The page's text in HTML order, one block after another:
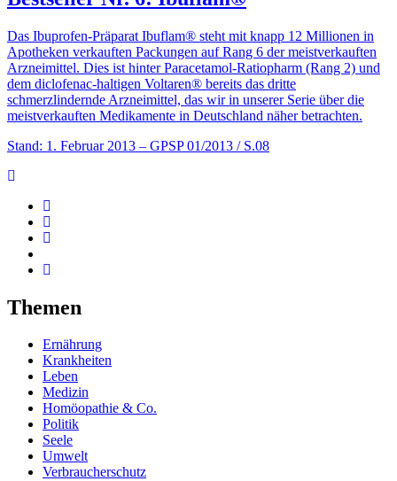
Das Ibuprofen-Präparat Ibuflam® steht mit knapp 12 Millionen in
Apotheken verkauften Packungen auf Rang 6 der meistverkauften
Arzneimittel. Dies ist hinter Paracetamol-Ratiopharm (Rang 2) und
dem diclofenac-haltigen Voltaren® bereits das dritte
schmerzlindernde Arzneimittel, das wir in unserer Serie über die
meistverkauften Medikamente in Deutschland näher betrachten.
Stand: 1. Februar 2013 – GPSP 01/2013 / S.08
Themen
Ernährung
Krankheiten
Leben
Medizin
Homöopathie & Co.
Politik
Seele
Umwelt
Verbraucherschutz